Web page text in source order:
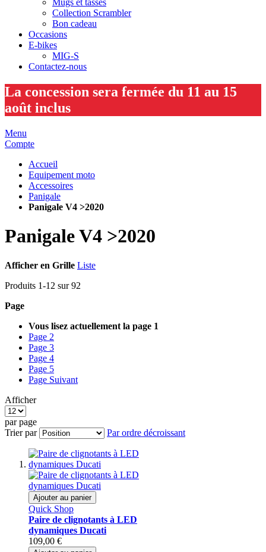
Mugs et tasses
Collection Scrambler
Bon cadeau
Occasions
E-bikes
MIG-S
Contactez-nous
La concession sera fermée du 11 au 15
août inclus
Menu
Compte
Accueil
Equipement moto
Accessoires
Panigale
Panigale V4 >2020
Panigale V4 >2020
Afficher en Grille Liste
Produits 1-12 sur92
Page
Vous lisez actuellement la page 1
Page 2
Page 3
Page 4
Page 5
Page Suivant
Afficher
par page
Trier par
Par ordre décroissant
Ajouter au panier
Quick Shop
Paire de clignotants à LED
dynamiques Ducati
109,00 €